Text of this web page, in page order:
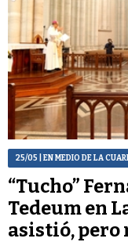
25/05 | EN MEDIO DE LA
“Tucho”
Tedeum en
asistió,